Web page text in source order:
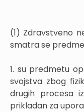
(1) Zdravstveno
smatra se
1. su predmetu
svojstva zbog
drugih procesa
prikladan za